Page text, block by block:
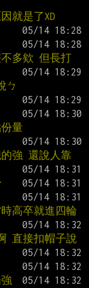
就是了XD
多欸 但長打
ㄅ
量
強 還說人靠
高卒就進四輪
直接扣帽子說